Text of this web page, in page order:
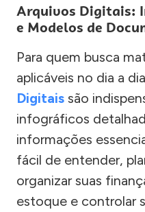
Arquivos Digitais:
e Modelos de
Para quem busca
aplicáveis no dia a
Digitais são
infográficos
informações
fácil de entender,
organizar suas
estoque e controlar